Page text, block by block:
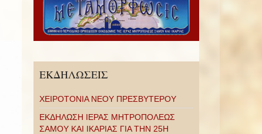
ΕΚΔΗΛΩΣΕΙΣ
ΧΕΙΡΟΤΟΝΙΑ ΝΕΟΥ ΠΡΕΣΒΥΤΕΡΟΥ
ΕΚΔΗΛΩΣΗ ΙΕΡΑΣ ΜΗΤΡΟΠΟΛΕΩΣ
ΣΑΜΟΥ ΚΑΙ ΙΚΑΡΙΑΣ ΓΙΑ ΤΗΝ 25Η